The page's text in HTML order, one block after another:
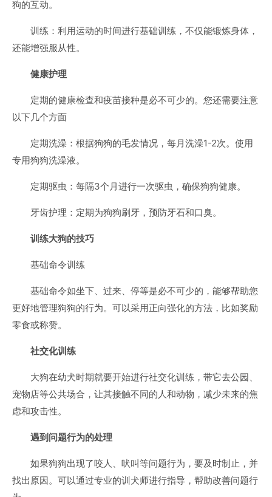
狗的互动。
训练：利用运动的时间进行基础训练，不仅能锻炼身体，
还能增强服从性。
健康护理
定期的健康检查和疫苗接种是必不可少的。您还需要注意
以下几个方面
定期洗澡：根据狗狗的毛发情况，每月洗澡1-2次。使用
专用狗狗洗澡液。
定期驱虫：每隔3个月进行一次驱虫，确保狗狗健康。
牙齿护理：定期为狗狗刷牙，预防牙石和口臭。
训练大狗的技巧
基础命令训练
基础命令如坐下、过来、停等是必不可少的，能够帮助您
更好地管理狗狗的行为。可以采用正向强化的方法，比如奖励
零食或称赞。
社交化训练
大狗在幼犬时期就要开始进行社交化训练，带它去公园、
宠物店等公共场合，让其接触不同的人和动物，减少未来的焦
虑和攻击性。
遇到问题行为的处理
如果狗狗出现了咬人、吠叫等问题行为，要及时制止，并
找出原因。可以通过专业的训犬师进行指导，帮助改善问题行